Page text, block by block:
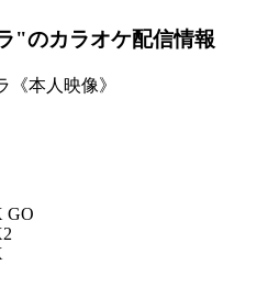
"のカラオケ配信情報
本人映像》
GO